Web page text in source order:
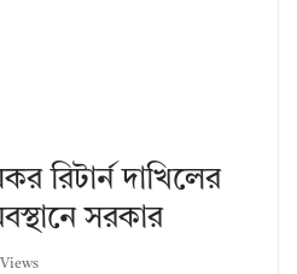
রিটার্ন দাখিলের
সরকার